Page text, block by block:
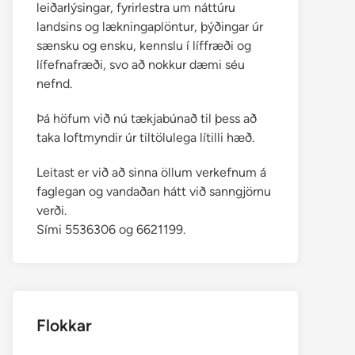
leiðarlýsingar, fyrirlestra um náttúru
landsins og lækningaplöntur, þýðingar úr
sænsku og ensku, kennslu í líffræði og
lífefnafræði, svo að nokkur dæmi séu
nefnd.
Þá höfum við nú tækjabúnað til þess að
taka loftmyndir úr tiltölulega lítilli hæð.
Leitast er við að sinna öllum verkefnum á
faglegan og vandaðan hátt við sanngjörnu
verði.
Sími 5536306 og 6621199.
Flokkar